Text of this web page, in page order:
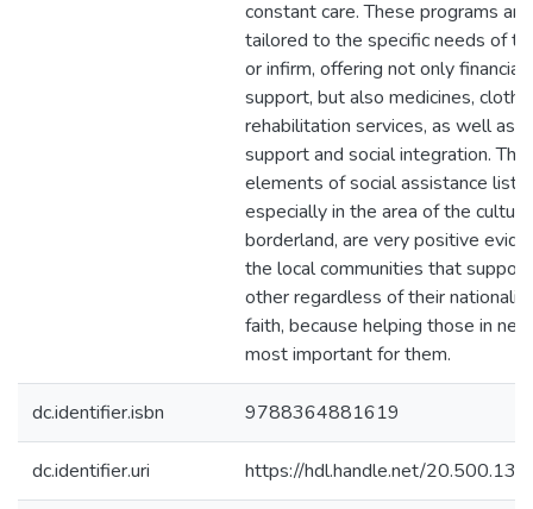
constant care. These programs
tailored to the specific needs of
or infirm, offering not only financial
support, but also medicines,
rehabilitation services, as well as
support and social integration. The
elements of social assistance
especially in the area of the
borderland, are very positive
the local communities that
other regardless of their
faith, because helping those in
most important for them.
dc.identifier.isbn 9788364881619
dc.identifier.uri https://hdl.handle.net/